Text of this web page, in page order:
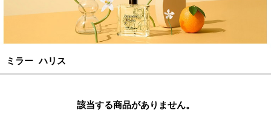
ミラー ハリス
該当する商品がありません。